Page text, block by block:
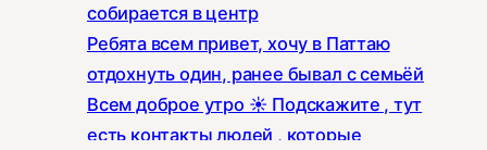
собирается в центр
Ребята всем привет, хочу в Паттаю
отдохнуть один, ранее бывал с семьёй
Всем доброе утро ☀️ Подскажите , тут
есть контакты людей , которые